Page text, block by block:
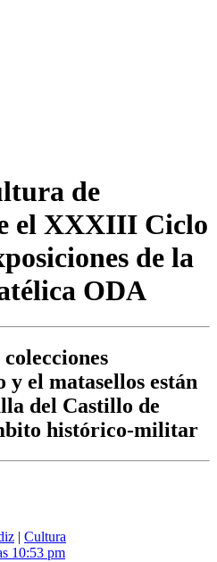
de
el XXXIII Ciclo
de la
ODA
y el matasellos están
del Castillo de
histórico-militar
| Cultura
10:53 pm